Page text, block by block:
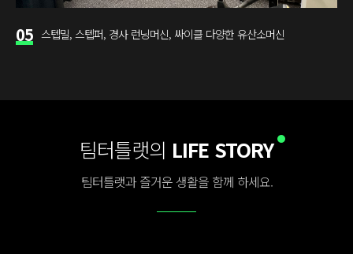
05 스텝밀, 스텝퍼, 경사 런닝머신, 싸이클 다양한 유산소머신
팀터틀랫의 LIFE STORY
팀터틀랫과 즐거운 생활을 함께 하세요.